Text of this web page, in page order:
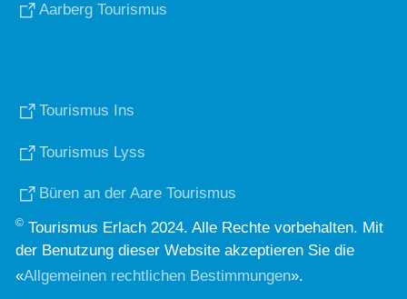
Aarberg Tourismus
Tourismus Ins
Tourismus Lyss
Büren an der Aare Tourismus
© Tourismus Erlach 2024. Alle Rechte vorbehalten. Mit
der Benutzung dieser Website akzeptieren Sie die
«Allgemeinen rechtlichen Bestimmungen».